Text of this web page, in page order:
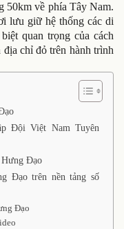
50km về phía Tây Nam.
lưu giữ hệ thống các di
quan trọng của cách
chỉ đỏ trên hành trình
Đội Việt Nam Tuyên
Đạo
Đạo trên nền tảng số
Đạo